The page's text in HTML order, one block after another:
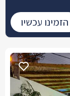
הזמינו עכשיו